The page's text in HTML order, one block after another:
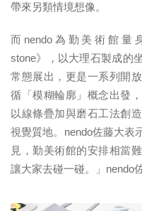
帶來另類情境想像。
而nendo為勤美術館量
stone》，以大理石製成的
常態展出，更是一系列開
循「模糊輪廓」概念出發
以線條疊加與磨石工法創
視覺質地。nendo佐藤大表
見，勤美術館的安排相當
讓大家去碰一碰。」nendo